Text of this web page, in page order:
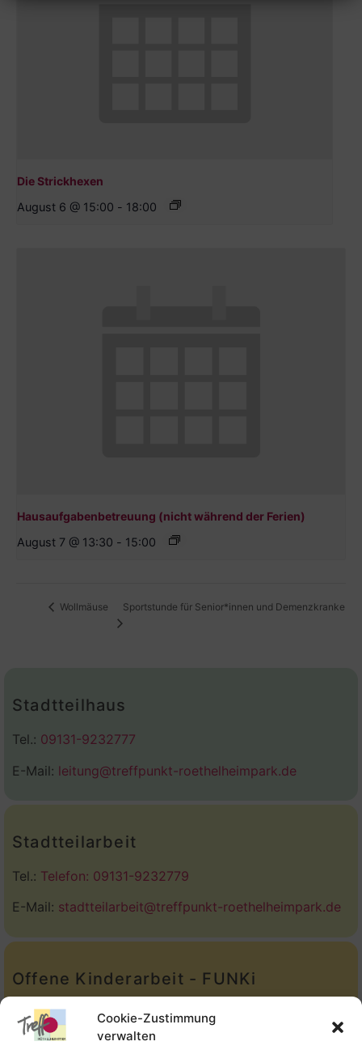
Cookie-Zustimmung
verwalten
Die Strickhexen
August 6 @ 15:00 - 18:00
Hausaufgabenbetreuung (nicht während der Ferien)
August 7 @ 13:30 - 15:00
Wollmäuse Sportstunde für Senior*innen und Demenzkranke
Stadtteilhaus
Tel.: 09131-9232777
E-Mail: leitung@treffpunkt-roethelheimpark.de
Stadtteilarbeit
Tel.: Telefon: 09131-9232779
E-Mail: stadtteilarbeit@treffpunkt-roethelheimpark.de
Offene Kinderarbeit - FUNKi
Tel.:Telefon: 09131-610749
E-Mail:oka@treffpunkt-roethelheimpark.de